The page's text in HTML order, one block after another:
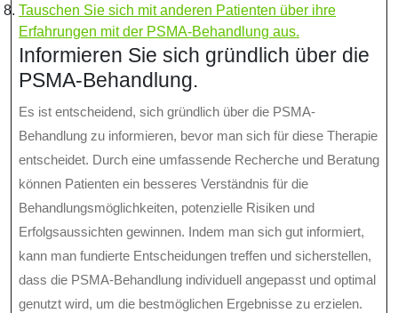
Tauschen Sie sich mit anderen Patienten über ihre
Erfahrungen mit der PSMA-Behandlung aus.
Informieren Sie sich gründlich über die
PSMA-Behandlung.
Es ist entscheidend, sich gründlich über die PSMA-
Behandlung zu informieren, bevor man sich für diese Therapie
entscheidet. Durch eine umfassende Recherche und Beratung
können Patienten ein besseres Verständnis für die
Behandlungsmöglichkeiten, potenzielle Risiken und
Erfolgsaussichten gewinnen. Indem man sich gut informiert,
kann man fundierte Entscheidungen treffen und sicherstellen,
dass die PSMA-Behandlung individuell angepasst und optimal
genutzt wird, um die bestmöglichen Ergebnisse zu erzielen.